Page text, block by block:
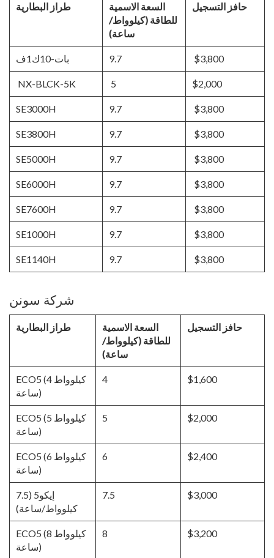
طراز البطارية
السعة الاسمية
للطاقة (كيلوواط/
ساعة)
حافز التسجيل
بات-10ك1ف 9.7 $3,800
NX-BLCK-5K 5 $2,000
SE3000H 9.7 $3,800
SE3800H 9.7 $3,800
SE5000H 9.7 $3,800
SE6000H 9.7 $3,800
SE7600H 9.7 $3,800
SE1000H 9.7 $3,800
SE1140H 9.7 $3,800
شركة سونن
طراز البطارية
السعة الاسمية
للطاقة (كيلوواط/
ساعة)
حافز التسجيل
ECO5 (4 كيلوواط
ساعة)
4 $1,600
ECO5 (5 كيلوواط
ساعة)
5 $2,000
ECO5 (6 كيلوواط
ساعة)
6 $2,400
إيكو5 (7.5
كيلوواط/ساعة)
7.5 $3,000
ECO5 (8 كيلوواط
ساعة)
8 $3,200